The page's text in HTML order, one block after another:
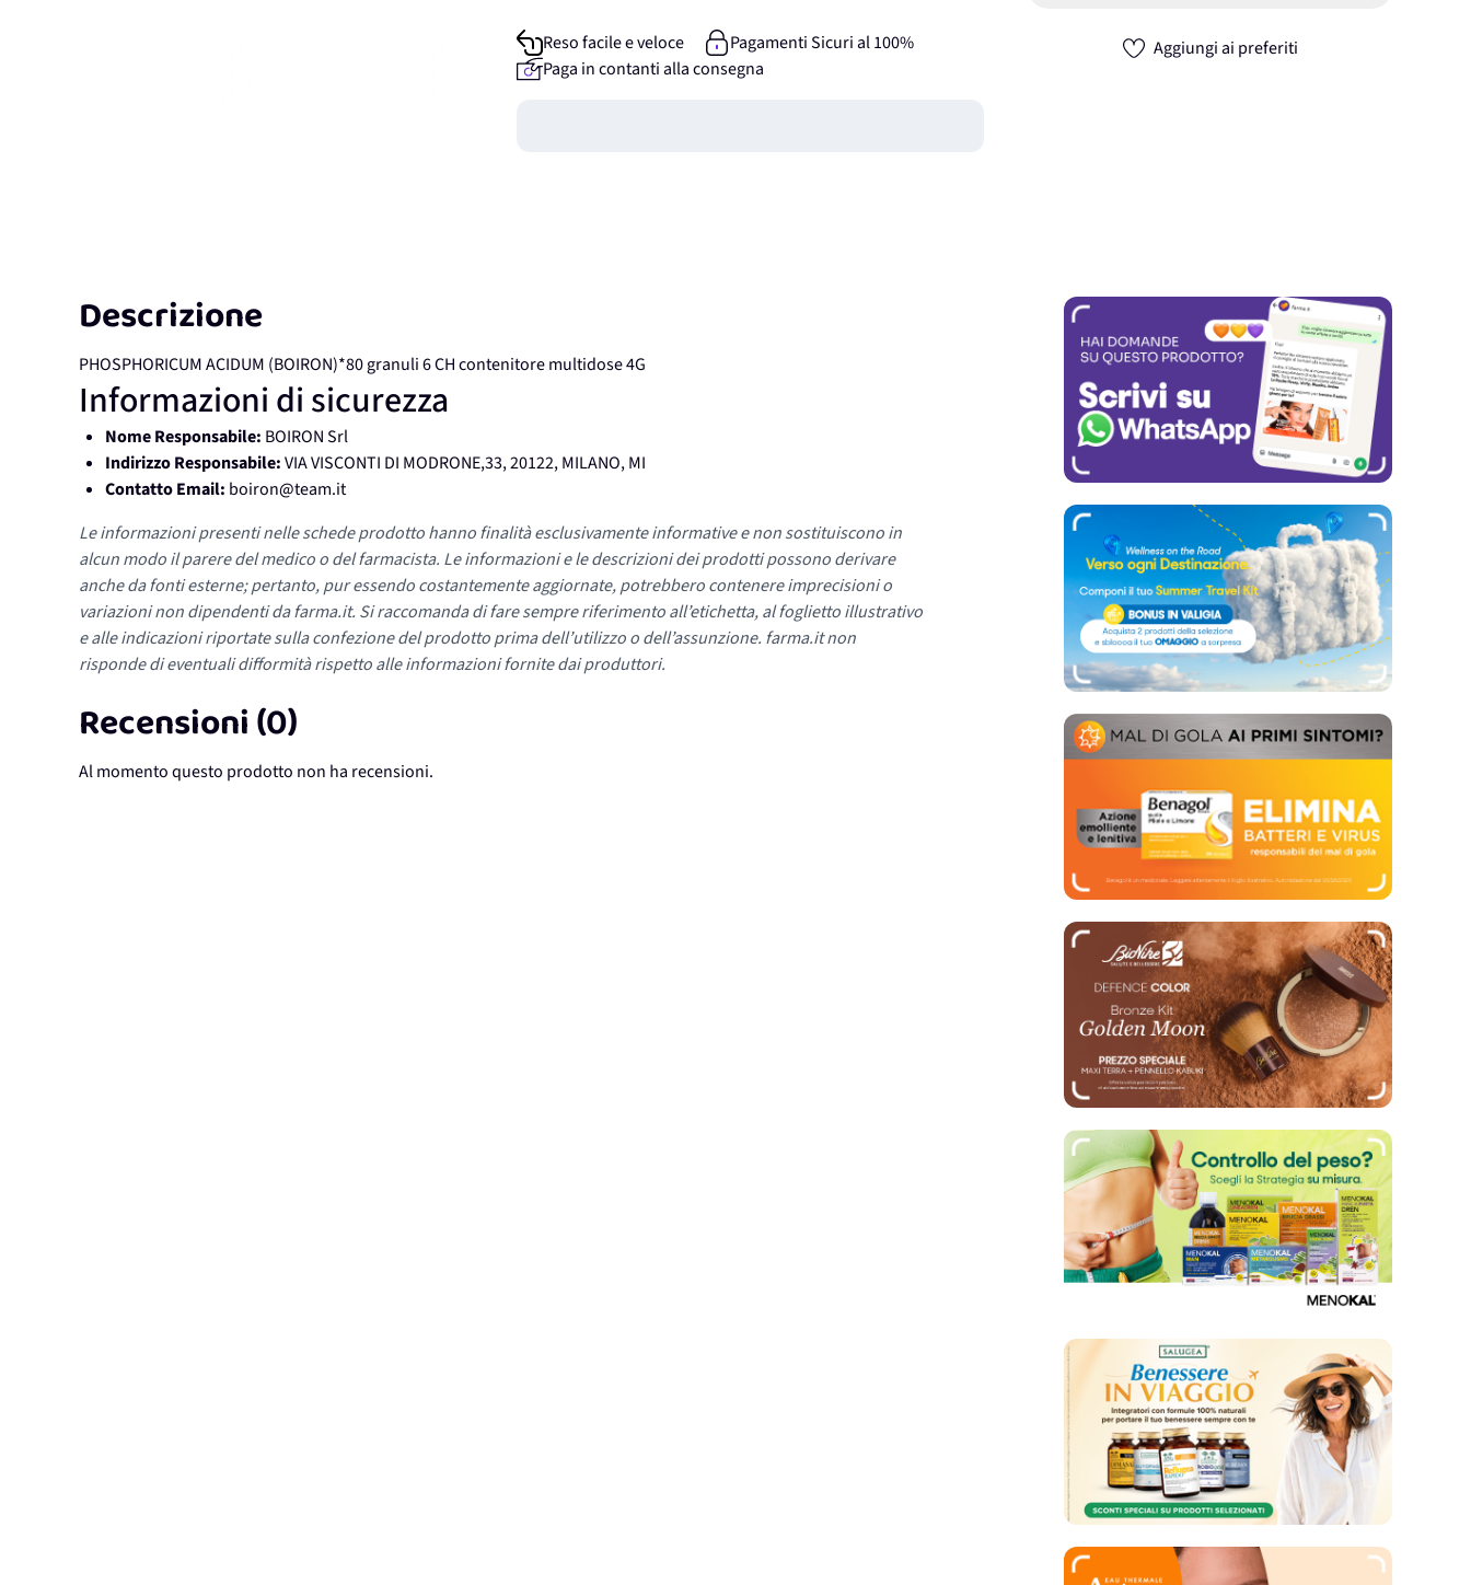
Aggiungi ai preferiti
Reso facile e veloce
Pagamenti Sicuri al 100%
Paga in contanti alla consegna
Descrizione
PHOSPHORICUM ACIDUM (BOIRON)*80 granuli 6 CH contenitore multidose 4G
Informazioni di sicurezza
Nome Responsabile: BOIRON Srl
Indirizzo Responsabile:VIA VISCONTI DI MODRONE,33, 20122, MILANO, MI
Contatto Email: boiron@team.it
Le informazioni presenti nelle schede prodotto hanno finalità esclusivamente informative e non sostituiscono in
alcun modo il parere del medico o del farmacista. Le informazioni e le descrizioni dei prodotti possono derivare
anche da fonti esterne; pertanto, pur essendo costantemente aggiornate, potrebbero contenere imprecisioni o
variazioni non dipendenti da farma.it. Si raccomanda di fare sempre riferimento all’etichetta, al foglietto illustrativo
e alle indicazioni riportate sulla confezione del prodotto prima dell’utilizzo o dell’assunzione. farma.it non
risponde di eventuali difformità rispetto alle informazioni fornite dai produttori.
Recensioni (0)
Al momento questo prodotto non ha recensioni.